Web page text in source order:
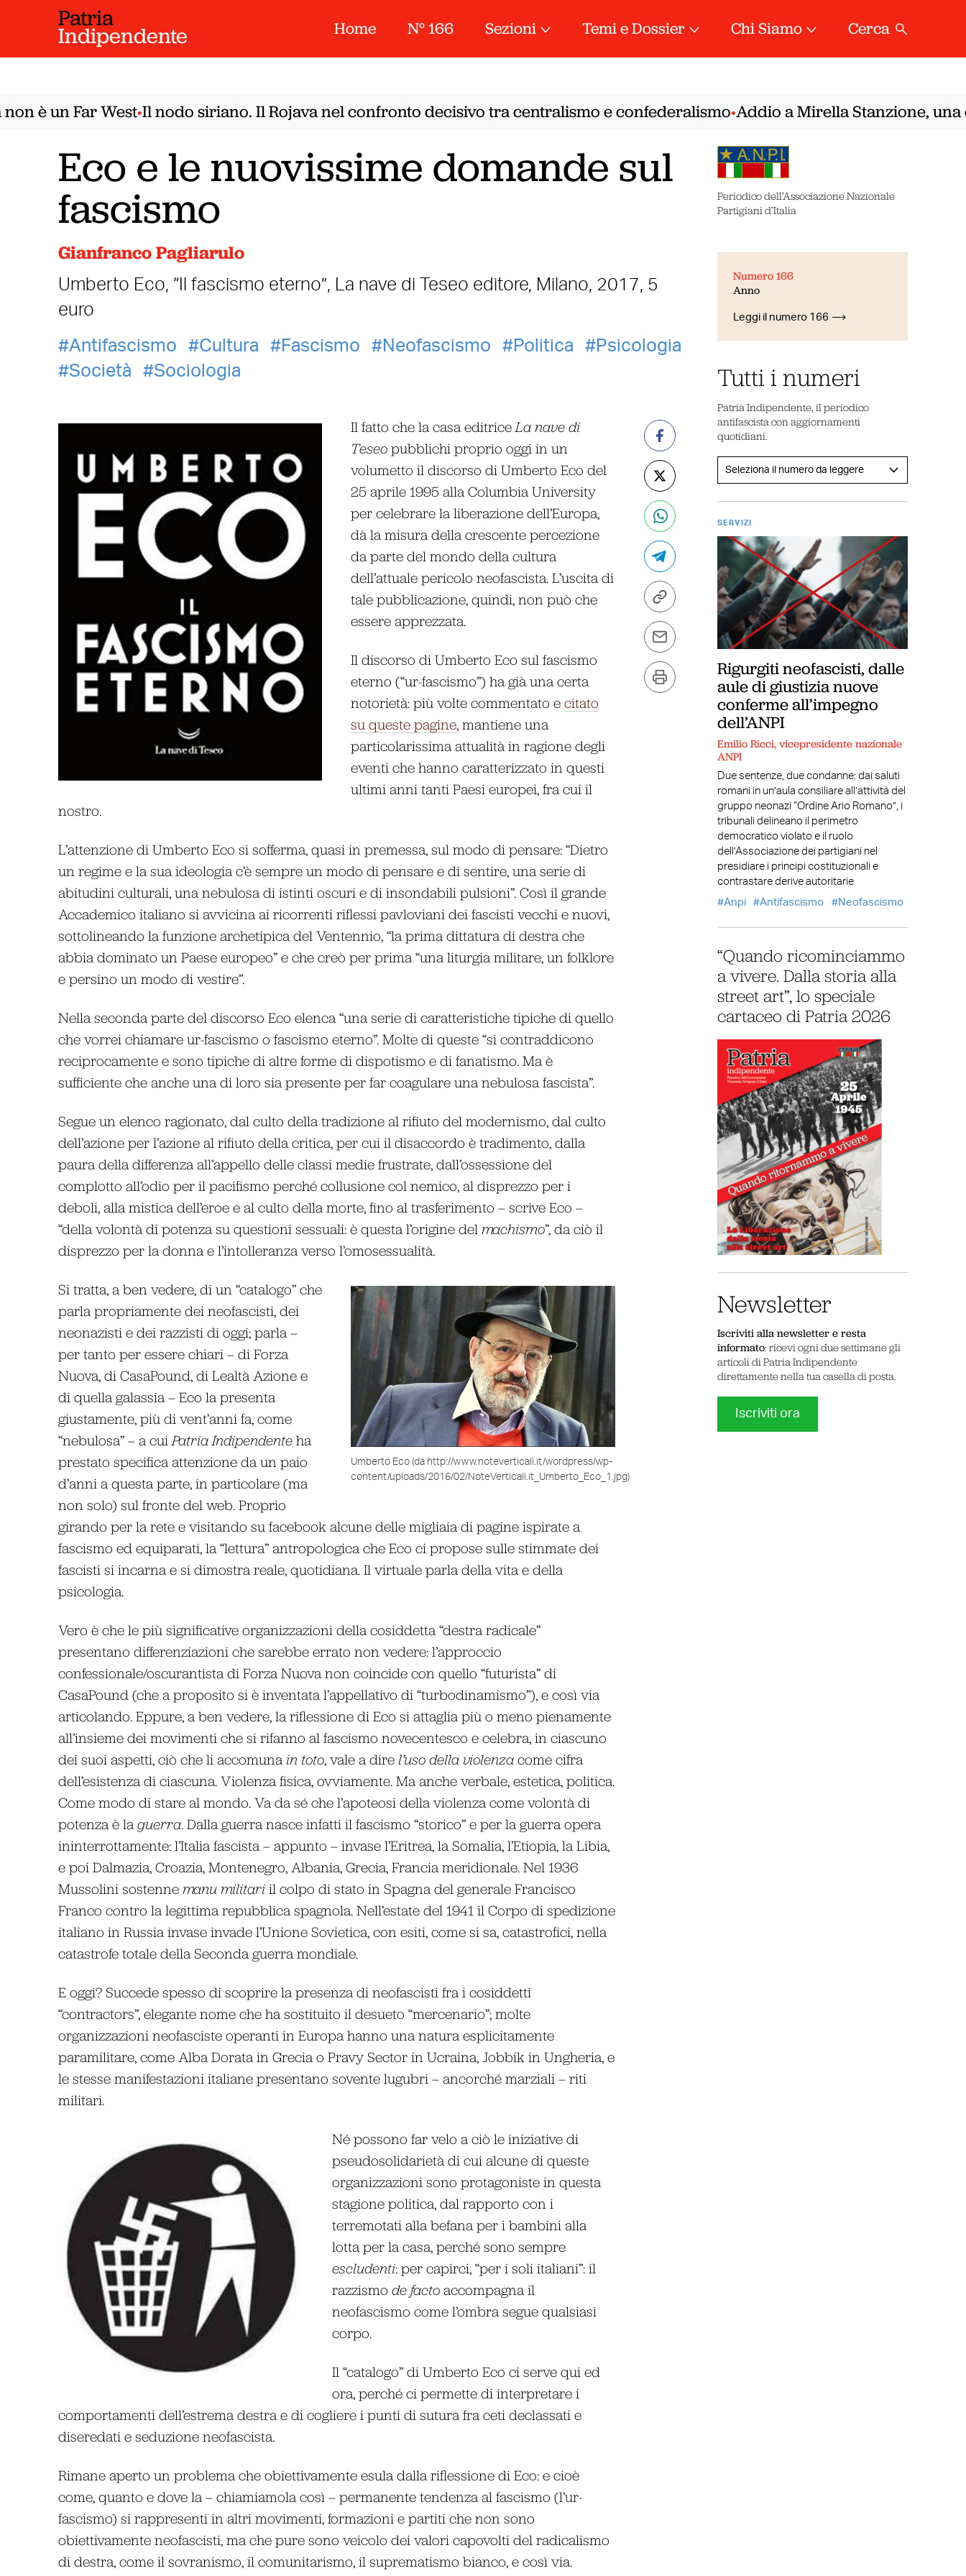
Patria
Indipendente Home N° 166 Sezioni Temi e Dossier Chi Siamo Cerca
è un Far West•Il nodo siriano. Il Rojava nel confronto decisivo tra centralismo e confederalismo•Addio a Mirella Stanzione, una
Eco e le nuovissime domande sul
fascismo
Gianfranco Pagliarulo
Umberto Eco, “Il fascismo eterno”, La nave di Teseo editore, Milano, 2017, 5
euro
Antifascismo
Cultura Fascismo Neofascismo Politica
Psicologia
Società
Sociologia
Il fatto che la casa editrice La nave di
Teseo pubblichi proprio oggi in un
volumetto il discorso di Umberto Eco del
25 aprile 1995 alla Columbia University
per celebrare la liberazione dell’Europa,
dà la misura della crescente percezione
da parte del mondo della cultura
dell’attuale pericolo neofascista. L’uscita di
tale pubblicazione, quindi, non può che
essere apprezzata.
Il discorso di Umberto Eco sul fascismo
eterno (“ur-fascismo”) ha già una certa
notorietà: più volte commentato ecitato
su queste pagine , mantiene una
particolarissima attualità in ragione degli
eventi che hanno caratterizzato in questi
ultimi anni tanti Paesi europei, fra cui il
nostro.
L’attenzione di Umberto Eco si sofferma, quasi in premessa, sul modo di pensare: “Dietro
un regime e la sua ideologia c’è sempre un modo di pensare e di sentire, una serie di
abitudini culturali, una nebulosa di istinti oscuri e di insondabili pulsioni”. Così il grande
Accademico italiano si avvicina ai ricorrenti riflessi pavloviani dei fascisti vecchi e nuovi,
sottolineando la funzione archetipica del Ventennio, “la prima dittatura di destra che
abbia dominato un Paese europeo” e che creò per prima “una liturgia militare, un folklore
e persino un modo di vestire”.
Nella seconda parte del discorso Eco elenca “una serie di caratteristiche tipiche di quello
che vorrei chiamare ur-fascismo o fascismo eterno”. Molte di queste “si contraddicono
reciprocamente e sono tipiche di altre forme di dispotismo e di fanatismo. Ma è
sufficiente che anche una di loro sia presente per far coagulare una nebulosa fascista”.
Segue un elenco ragionato, dal culto della tradizione al rifiuto del modernismo, dal culto
dell’azione per l’azione al rifiuto della critica, per cui il disaccordo è tradimento, dalla
paura della differenza all’appello delle classi medie frustrate, dall’ossessione del
complotto all’odio per il pacifismo perché collusione col nemico, al disprezzo per i
deboli, alla mistica dell’eroe e al culto della morte, fino al trasferimento – scrive Eco –
“della volontà di potenza su questioni sessuali: è questa l’origine del machismo”, da ciò il
disprezzo per la donna e l’intolleranza verso l’omosessualità.
Umberto Eco (da http://www.noteverticali.it/wordpress/wp-
content/uploads/2016/02/NoteVerticali.it_Umberto_Eco_1.jpg)
Si tratta, a ben vedere, di un “catalogo” che
parla propriamente dei neofascisti, dei
neonazisti e dei razzisti di oggi; parla –
per tanto per essere chiari – di Forza
Nuova, di CasaPound, di Lealtà Azione e
di quella galassia – Eco la presenta
giustamente, più di vent’anni fa, come
“nebulosa” – a cui Patria Indipendenteha
prestato specifica attenzione da un paio
d’anni a questa parte, in particolare (ma
non solo) sul fronte del web. Proprio
girando per la rete e visitando su facebook alcune delle migliaia di pagine ispirate a
fascismo ed equiparati, la “lettura” antropologica che Eco ci propose sulle stimmate dei
fascisti si incarna e si dimostra reale, quotidiana. Il virtuale parla della vita e della
psicologia.
Vero è che le più significative organizzazioni della cosiddetta “destra radicale”
presentano differenziazioni che sarebbe errato non vedere: l’approccio
confessionale/oscurantista di Forza Nuova non coincide con quello “futurista” di
CasaPound (che a proposito si è inventata l’appellativo di “turbodinamismo”), e così via
articolando. Eppure, a ben vedere, la riflessione di Eco si attaglia più o meno pienamente
all’insieme dei movimenti che si rifanno al fascismo novecentesco e celebra, in ciascuno
dei suoi aspetti, ciò che li accomuna in toto, vale a dire l’uso della violenzacome cifra
dell’esistenza di ciascuna. Violenza fisica, ovviamente. Ma anche verbale, estetica, politica.
Come modo di stare al mondo. Va da sé che l’apoteosi della violenza come volontà di
potenza è la guerra. Dalla guerra nasce infatti il fascismo “storico” e per la guerra opera
ininterrottamente: l’Italia fascista – appunto – invase l’Eritrea, la Somalia, l’Etiopia, la Libia,
e poi Dalmazia, Croazia, Montenegro, Albania, Grecia, Francia meridionale. Nel 1936
Mussolini sostenne manu militariil colpo di stato in Spagna del generale Francisco
Franco contro la legittima repubblica spagnola. Nell’estate del 1941 il Corpo di spedizione
italiano in Russia invase invade l’Unione Sovietica, con esiti, come si sa, catastrofici, nella
catastrofe totale della Seconda guerra mondiale.
E oggi? Succede spesso di scoprire la presenza di neofascisti fra i cosiddetti
“contractors”, elegante nome che ha sostituito il desueto “mercenario”; molte
organizzazioni neofasciste operanti in Europa hanno una natura esplicitamente
paramilitare, come Alba Dorata in Grecia o Pravy Sector in Ucraina, Jobbik in Ungheria, e
le stesse manifestazioni italiane presentano sovente lugubri – ancorché marziali – riti
militari.
Né possono far velo a ciò le iniziative di
pseudosolidarietà di cui alcune di queste
organizzazioni sono protagoniste in questa
stagione politica, dal rapporto con i
terremotati alla befana per i bambini alla
lotta per la casa, perché sono sempre
escludenti: per capirci, “per i soli italiani”: il
razzismo de factoaccompagna il
neofascismo come l’ombra segue qualsiasi
corpo.
Il “catalogo” di Umberto Eco ci serve qui ed
ora, perché ci permette di interpretare i
comportamenti dell’estrema destra e di cogliere i punti di sutura fra ceti declassati e
diseredati e seduzione neofascista.
Rimane aperto un problema che obiettivamente esula dalla riflessione di Eco: e cioè
come, quanto e dove la – chiamiamola così – permanente tendenza al fascismo (l’ur-
fascismo) si rappresenti in altri movimenti, formazioni e partiti che non sono
obiettivamente neofascisti, ma che pure sono veicolo dei valori capovolti del radicalismo
di destra, come il sovranismo, il comunitarismo, il suprematismo bianco, e così via.
Periodico dell’Associazione Nazionale
Partigiani d’Italia
Numero 166
Anno
Leggi il numero 166
Tutti i numeri
Patria Indipendente, il periodico
antifascista con aggiornamenti
quotidiani.
SERVIZI
Rigurgiti neofascisti, dalle
aule di giustizia nuove
conferme all’impegno
dell’ANPI
Emilio Ricci, vicepresidente nazionale
ANPI
Due sentenze, due condanne: dai saluti
romani in un’aula consiliare all’attività del
gruppo neonazi “Ordine Ario Romano”, i
tribunali delineano il perimetro
democratico violato e il ruolo
dell’Associazione dei partigiani nel
presidiare i principi costituzionali e
contrastare derive autoritarie
Anpi
Antifascismo Neofascismo
“Quando ricominciammo
a vivere. Dalla storia alla
street art”, lo speciale
cartaceo di Patria 2026
Newsletter
Iscriviti alla newsletter e resta
informato: ricevi ogni due settimane gli
articoli di Patria Indipendente
direttamente nella tua casella di posta.
Iscriviti ora